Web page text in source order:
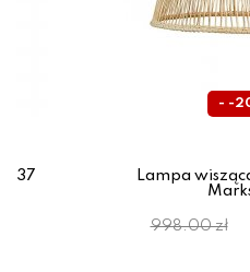
- -
Lampa
998.00 zł